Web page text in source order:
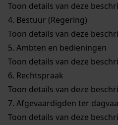
Toon details van deze
4. Bestuur (Regering)
Toon details van deze
5. Ambten en bedieningen
Toon details van deze
6. Rechtspraak
Toon details van deze
7. Afgevaardigden ter
Toon details van deze